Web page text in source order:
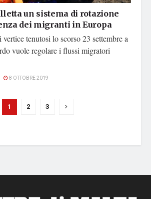
un sistema di rotazione
dei migranti in Europa
tenutosi lo scorso 23 settembre a
vuole regolare i flussi migratori
8 OTTOBRE 2019
1 2 3